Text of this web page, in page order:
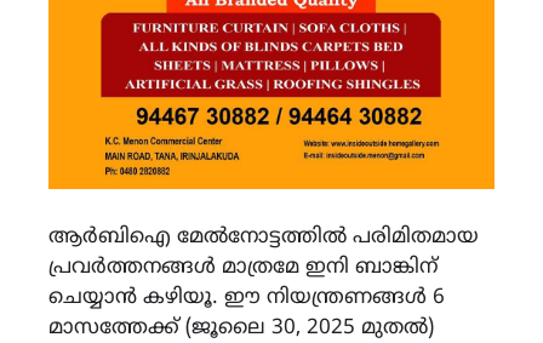
ആർബിഐ മേൽനോട്ടത്തിൽ പരിമിതമായ
പ്രവർത്തനങ്ങൾ മാത്രമേ ഇനി ബാങ്കിന്
ചെയ്യാൻ കഴിയൂ. ഈ നിയന്ത്രണങ്ങൾ 6
മാസത്തേക്ക് (ജൂലൈ 30, 2025 മുതൽ)